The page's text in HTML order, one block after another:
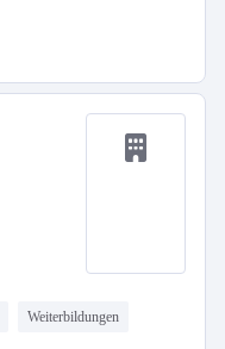
Weiterbildungen